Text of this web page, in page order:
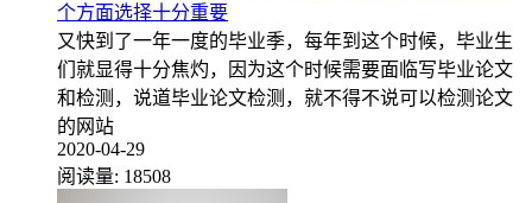
个方面选择十分重要
又快到了一年一度的毕业季，每年到这个时候，毕业生
们就显得十分焦灼，因为这个时候需要面临写毕业论文
和检测，说道毕业论文检测，就不得不说可以检测论文
的网站
2020-04-29
阅读量: 18508